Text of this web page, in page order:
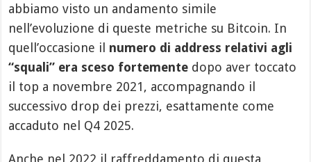
abbiamo visto un andamento simile
nell’evoluzione di queste metriche su Bitcoin. In
quell’occasione il numero di address relativi agli
“squali” era sceso fortemente dopo aver toccato
il top a novembre 2021, accompagnando il
successivo drop dei prezzi, esattamente come
accaduto nel Q4 2025.
Anche nel 2022 il raffreddamento di questa